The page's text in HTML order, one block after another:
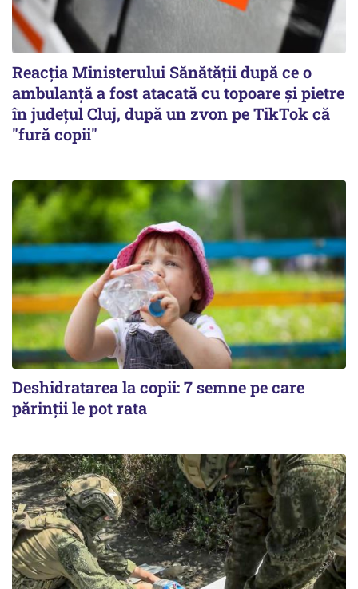
Reacția Ministerului Sănătății după ce o
ambulanță a fost atacată cu topoare și pietre
în județul Cluj, după un zvon pe TikTok că
"fură copii"
Deshidratarea la copii: 7 semne pe care
părinții le pot rata